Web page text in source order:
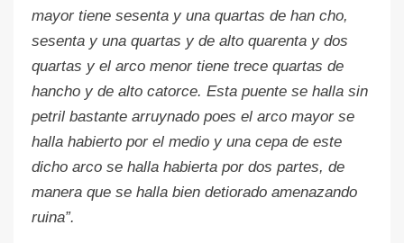
mayor tiene sesenta y una quartas de han cho,
sesenta y una quartas y de alto quarenta y dos
quartas y el arco menor tiene trece quartas de
hancho y de alto catorce. Esta puente se halla sin
petril bastante arruynado poes el arco mayor se
halla habierto por el medio y una cepa de este
dicho arco se halla habierta por dos partes, de
manera que se halla bien detiorado amenazando
ruina”.